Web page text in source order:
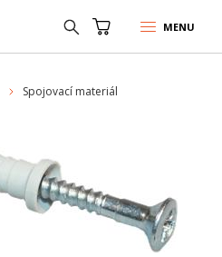
MENU
Spojovací materiál